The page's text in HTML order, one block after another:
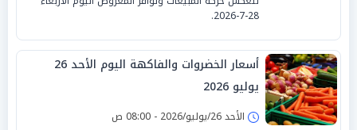
28-7-2026.
أسعار الخضروات والفاكهة اليوم الأحد 26
يوليو 2026
الأحد 26/يوليو/2026 - 08:00 ص